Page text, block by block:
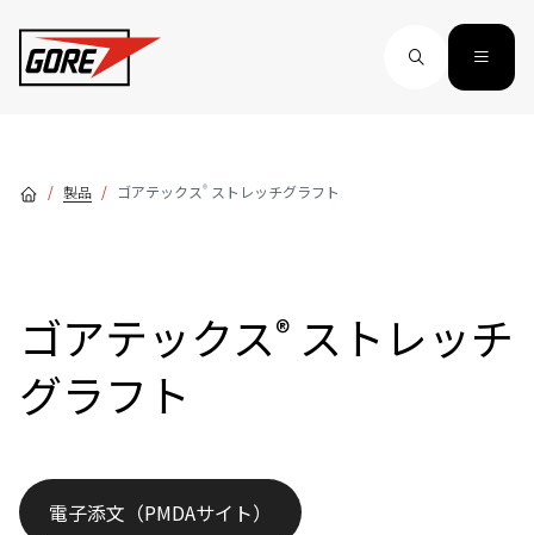
製品 ゴアテックス® ストレッチグラフト
ゴアテックス® ストレッチ
グラフト
電子添文（PMDAサイト）